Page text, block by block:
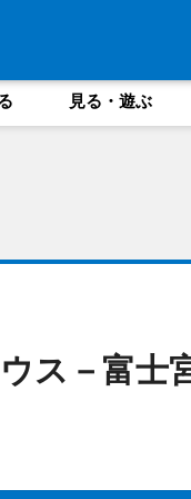
見る・遊ぶ
ス－富士